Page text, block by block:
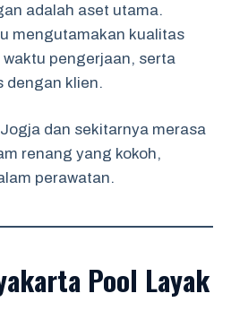
adalah aset utama.
mengutamakan kualitas
pengerjaan, serta
dengan klien.
dan sekitarnya merasa
renang yang kokoh,
perawatan.
Pool Layak